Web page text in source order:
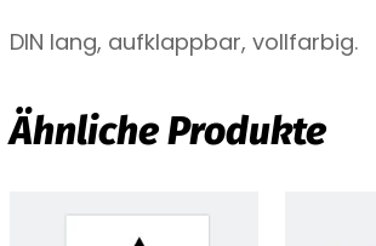
0
€
s
DIN lang, aufklappbar, vollfarbig.
Ähnliche Produkte